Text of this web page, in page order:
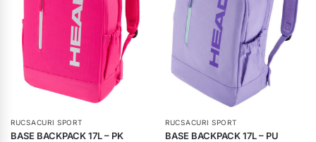
RUCSACURI SPORT
BASE BACKPACK 17L – PK
RUCSACURI SPORT
BASE BACKPACK 17L – PU